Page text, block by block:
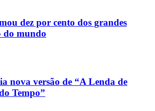
dez por cento dos grandes
do mundo
nova versão de “A Lenda de
Tempo”